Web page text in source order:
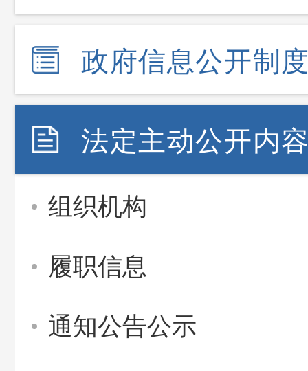
政府信息公开制
法定主动公开内
组织机构
履职信息
通知公告公示